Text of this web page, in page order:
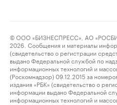
© ООО «БИЗНЕСПРЕСС», АО
2026. Сообщения и материалы
(свидетельство о регистрации
выдано Федеральной службой по
информационных технологий и
(Роскомнадзор) 09.12.2015 за
издания «РБК» (свидетельство о
информации выдано Федеральной
информационных технологий и